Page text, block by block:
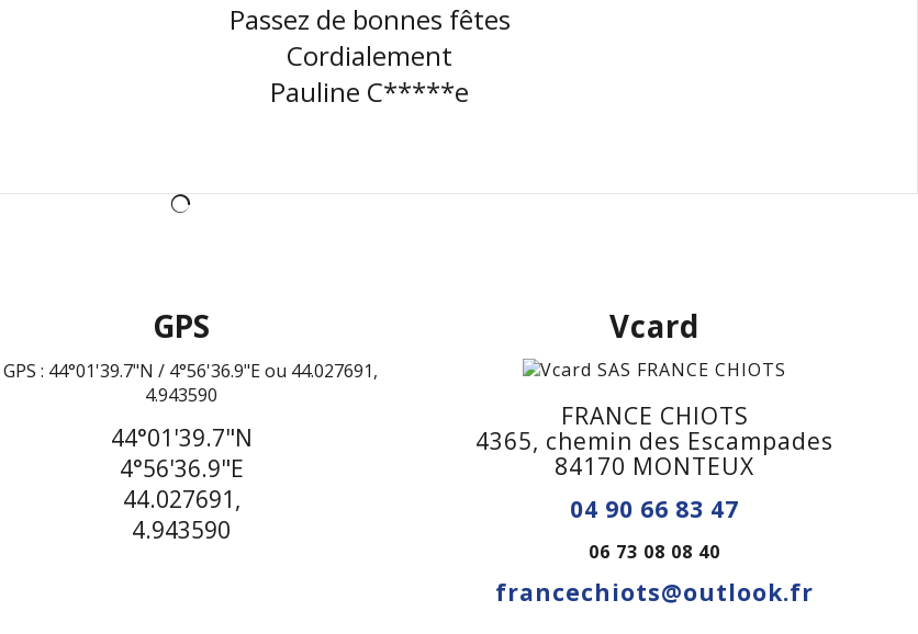
Passez de bonnes fêtes
Cordialement
Pauline C*****e
GPS
44°01'39.7"N
4°56'36.9"E
44.027691,
4.943590
Vcard
FRANCE CHIOTS
4365, chemin des Escampades
84170 MONTEUX
04 90 66 83 47
06 73 08 08 40
francechiots@outlook.fr